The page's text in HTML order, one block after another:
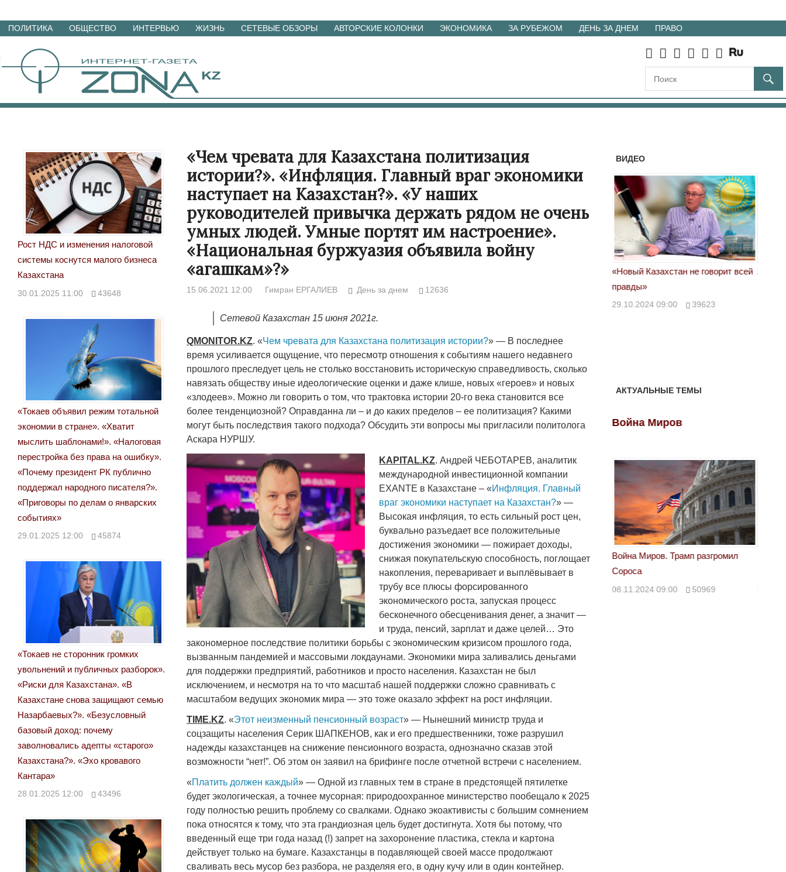
Перейти
материалам
ПОЛИТИКА ОБЩЕСТВО ИНТЕРВЬЮ ЖИЗНЬ СЕТЕВЫЕ ОБЗОРЫ АВТОРСКИЕ КОЛОНКИ ЭКОНОМИКА ЗА РУБЕЖОМ ДЕНЬ ЗА ДНЕМ ПРАВО
«Чем чревата для Казахстана политизация
истории?». «Инфляция. Главный враг экономики
наступает на Казахстан?». «У наших
руководителей привычка держать рядом не очень
умных людей. Умные портят им настроение».
«Национальная буржуазия объявила войну
«агашкам»?»
15.06.2021 12:00 Гимран ЕРГАЛИЕВ День за днем 12636
Сетевой Казахстан 15 июня 2021г.
QMONITOR.KZ. «Чем чревата для Казахстана политизация истории?» — В последнее
время усиливается ощущение, что пересмотр отношения к событиям нашего недавнего
прошлого преследует цель не столько восстановить историческую справедливость, сколько
навязать обществу иные идеологические оценки и даже клише, новых «героев» и новых
«злодеев». Можно ли говорить о том, что трактовка истории 20-го века становится все
более тенденциозной? Оправданна ли – и до каких пределов – ее политизация? Какими
могут быть последствия такого подхода? Обсудить эти вопросы мы пригласили политолога
Аскара НУРШУ.
KAPITAL.KZ. Андрей ЧЕБОТАРЕВ, аналитик
международной инвестиционной компании
EXANTE в Казахстане – «Инфляция. Главный
враг экономики наступает на Казахстан?» —
Высокая инфляция, то есть сильный рост цен,
буквально разъедает все положительные
достижения экономики — пожирает доходы,
снижая покупательскую способность, поглощает
накопления, переваривает и выплёвывает в
трубу все плюсы форсированного
экономического роста, запуская процесс
бесконечного обесценивания денег, а значит —
и труда, пенсий, зарплат и даже целей… Это
закономерное последствие политики борьбы с экономическим кризисом прошлого года,
вызванным пандемией и массовыми локдаунами. Экономики мира заливались деньгами
для поддержки предприятий, работников и просто населения. Казахстан не был
исключением, и несмотря на то что масштаб нашей поддержки сложно сравнивать с
масштабом ведущих экономик мира — это тоже оказало эффект на рост инфляции.
TIME.KZ. «Этот неизменный пенсионный возраст» — Нынешний министр труда и
соцзащиты населения Серик ШАПКЕНОВ, как и его предшественники, тоже разрушил
надежды казахстанцев на снижение пенсионного возраста, однозначно сказав этой
возможности “нет!”. Об этом он заявил на брифинге после отчетной встречи с населением.
«Платить должен каждый» — Одной из главных тем в стране в предстоящей пятилетке
будет экологическая, а точнее мусорная: природоохранное министерство пообещало к 2025
году полностью решить проблему со свалками. Однако экоактивисты с большим сомнением
пока относятся к тому, что эта грандиозная цель будет достигнута. Хотя бы потому, что
введенный еще три года назад (!) запрет на захоронение пластика, стекла и картона
действует только на бумаге. Казахстанцы в подавляющей своей массе продолжают
сваливать весь мусор без разбора, не разделяя его, в одну кучу или в один контейнер.
Рост НДС и изменения налоговой
системы коснутся малого бизнеса
Казахстана
30.01.2025 11:00 43648
«Токаев объявил режим тотальной
экономии в стране». «Хватит
мыслить шаблонами!». «Налоговая
перестройка без права на ошибку».
«Почему президент РК публично
поддержал народного писателя?».
«Приговоры по делам о январских
событиях»
29.01.2025 12:00 45874
«Токаев не сторонник громких
увольнений и публичных разборок».
«Риски для Казахстана». «В
Казахстане снова защищают семью
Назарбаевых?». «Безусловный
базовый доход: почему
заволновались адепты «старого»
Казахстана?». «Эхо кровавого
Кантара»
28.01.2025 12:00 43496
ВИДЕО
17.10.2024 17:00 29972
«Новый Казахстан не говорит всей
правды»
29.10.2024 09:00 39623
АКТУАЛЬНЫЕ ТЕМЫ
Война Миров
Война Миров. Трамп разгромил
Сороса
08.11.2024 09:00
Война Миров
Война Миров. Трамп разгромил
Сороса
08.11.2024 09:00 50969